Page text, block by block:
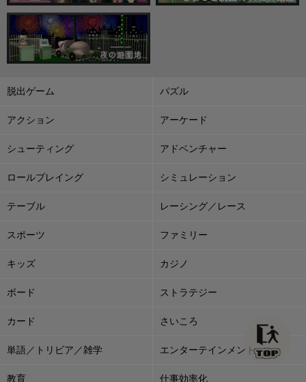
脱出ゲーム パズル
アクション アーケード
シューティング アドベンチャー
ロールプレイング シミュレーション
テーブル レーシング／レース
スポーツ ファミリー
キッズ カジノ
ボード ストラテジー
カード さいころ
単語／トリビア／雑学 エンターテインメント
教育 仕事効率化